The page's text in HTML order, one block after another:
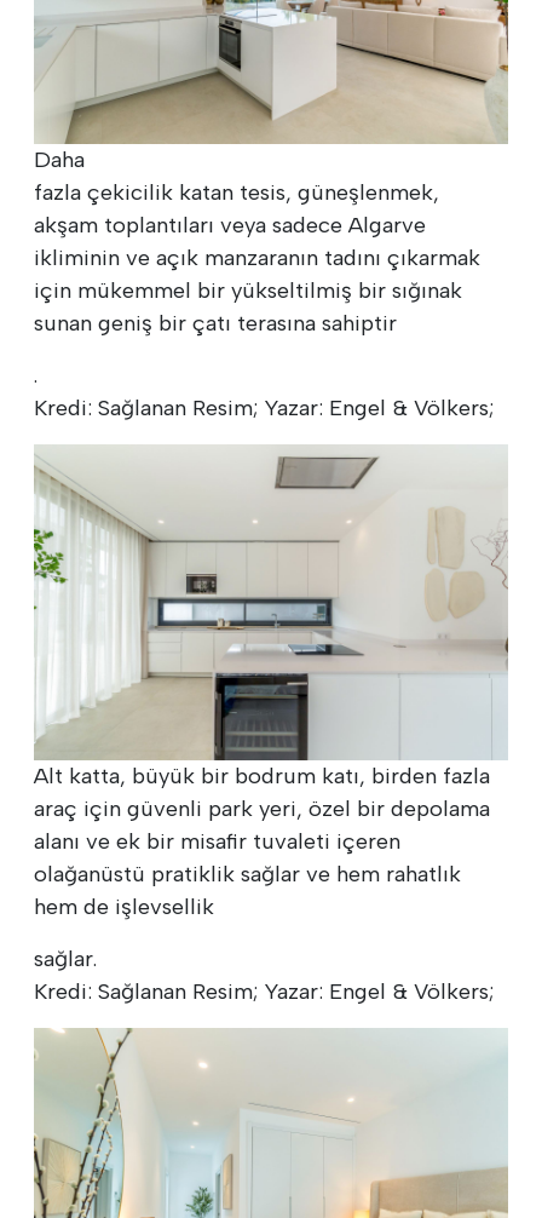
Daha
fazla çekicilik katan tesis, güneşlenmek,
akşam toplantıları veya sadece Algarve
ikliminin ve açık manzaranın tadını çıkarmak
için mükemmel bir yükseltilmiş bir sığınak
sunan geniş bir çatı terasına sahiptir
.
Kredi: Sağlanan Resim; Yazar: Engel & Völkers;
Alt katta, büyük bir bodrum katı, birden fazla
araç için güvenli park yeri, özel bir depolama
alanı ve ek bir misafir tuvaleti içeren
olağanüstü pratiklik sağlar ve hem rahatlık
hem de işlevsellik
sağlar.
Kredi: Sağlanan Resim; Yazar: Engel & Völkers;